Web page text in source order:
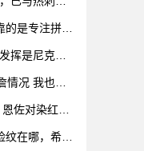
是专注拼下
挥是尼克斯
况 我也告
佐对染红离
在哪，希望